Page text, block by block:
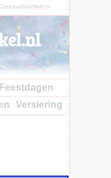
Feestdagen
Versiering